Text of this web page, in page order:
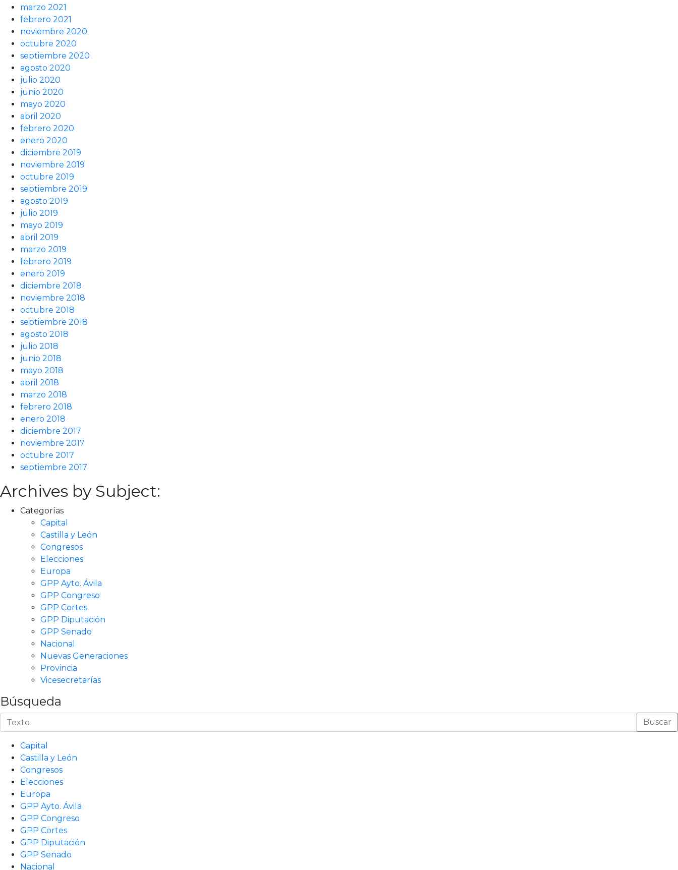
marzo 2021
febrero 2021
noviembre 2020
octubre 2020
septiembre 2020
agosto 2020
julio 2020
junio 2020
mayo 2020
abril 2020
febrero 2020
enero 2020
diciembre 2019
noviembre 2019
octubre 2019
septiembre 2019
agosto 2019
julio 2019
mayo 2019
abril 2019
marzo 2019
febrero 2019
enero 2019
diciembre 2018
noviembre 2018
octubre 2018
septiembre 2018
agosto 2018
julio 2018
junio 2018
mayo 2018
abril 2018
marzo 2018
febrero 2018
enero 2018
diciembre 2017
noviembre 2017
octubre 2017
septiembre 2017
Archives by Subject:
Categorías
Capital
Castilla y León
Congresos
Elecciones
Europa
GPP Ayto. Ávila
GPP Congreso
GPP Cortes
GPP Diputación
GPP Senado
Nacional
Nuevas Generaciones
Provincia
Vicesecretarías
Búsqueda
Buscar
Capital
Castilla y León
Congresos
Elecciones
Europa
GPP Ayto. Ávila
GPP Congreso
GPP Cortes
GPP Diputación
GPP Senado
Nacional